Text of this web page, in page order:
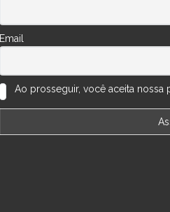
Email
Ao prosseguir, você aceita nossa